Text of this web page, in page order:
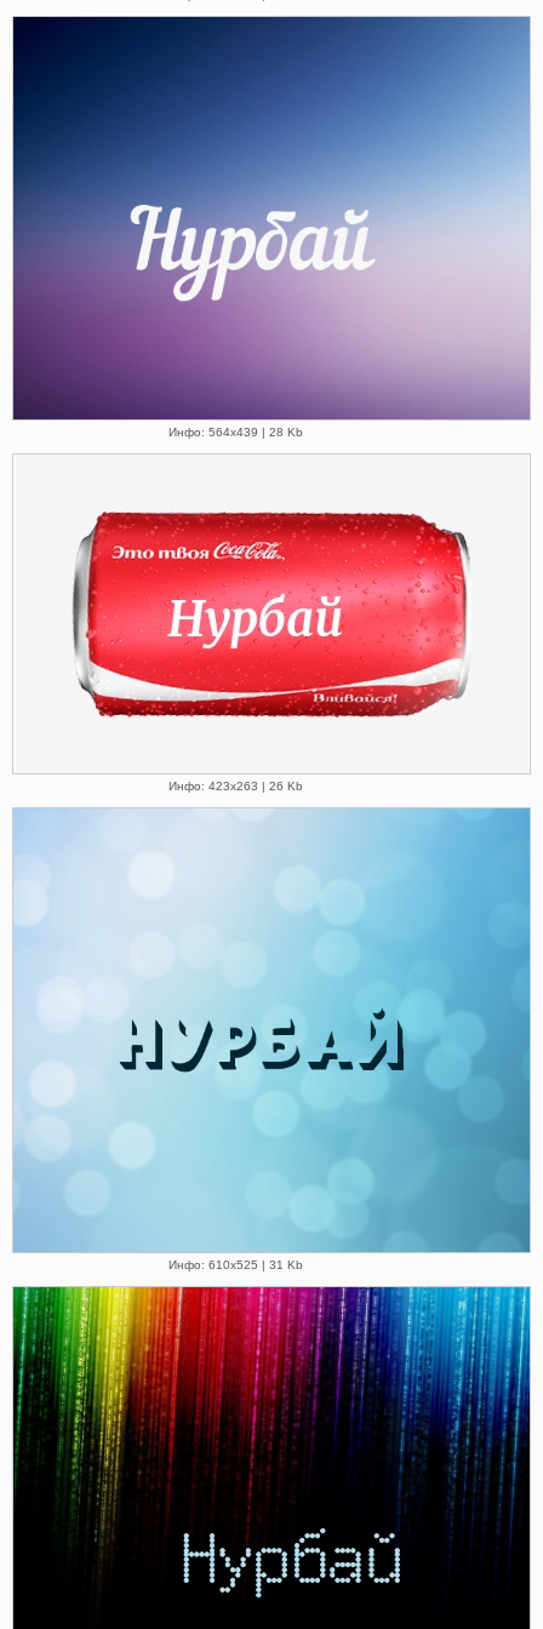
Инфо: 564х439 | 28 Kb
Инфо: 423х263 | 26 Kb
Инфо: 610х525 | 31 Kb